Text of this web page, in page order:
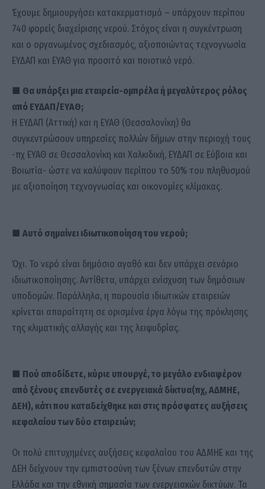
Έχουμε δημιουργήσει κατακερματισμό – υπάρχουν περίπου
740 φορείς διαχείρισης νερού. Στόχος είναι η συγκέντρωση
και ο οργανωμένος σχεδιασμός, αξιοποιώντας τεχνογνωσία
ΕΥΔΑΠ και ΕΥΑΘ για προσιτό και ποιοτικό νερό.
■ Θα υπάρξει μια εταιρεία-ομπρέλα ή μεγαλύτερος ρόλος
από ΕΥΔΑΠ/ΕΥΑΘ;
Η ΕΥΔΑΠ (Αττική) και η ΕΥΑΘ (Θεσσαλονίκη) θα
συγκεντρώσουν υπηρεσίες πολλών δήμων στην περιοχή τους
-πχ ΕΥΑΘ σε Θεσσαλονίκη και Χαλκιδική, ΕΥΔΑΠ σε Εύβοια και
Βοιωτία- ώστε να καλύψουν περίπου το 50% του πληθυσμού
με αξιοποίηση τεχνογνωσίας και οικονομίες κλίμακας.
■ Αυτό σημαίνει ιδιωτικοποίηση του νερού;
Όχι. Το νερό είναι δημόσιο αγαθό και δεν υπάρχει σενάριο
ιδιωτικοποίησης. Αντίθετα, υπάρχει ενίσχυση των δημόσιων
υποδομών. Παράλληλα, η παρουσία ιδιωτικών εταιρειών
κρίνεται απαραίτητη σε ορισμένα έργα λόγω της πρόκλησης
της κλιματικής αλλαγής και της λειψυδρίας.
■ Πού αποδίδετε, κύριε υπουργέ, το μεγάλο ενδιαφέρον
από ξένους επενδυτές σε ενεργειακά δίκτυα(πχ, ΑΔΜΗΕ,
ΔΕΗ), κάτι που καταδείχθηκε και στις πρόσφατες αυξήσεις
κεφαλαίου των δύο εταιρειών;
Οι πολύ επιτυχημένες αυξήσεις κεφαλαίου του ΑΔΜΗΕ και της
ΔΕΗ δείχνουν την εμπιστοσύνη των ξένων επενδυτών στην
Ελλάδα και την εθνική σημασία των ενεργειακών δικτύων. Τα